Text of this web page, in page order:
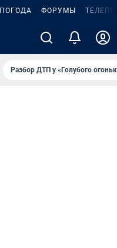
ПОГОДА ФОРУМЫ
Разбор ДТП у «Голубого